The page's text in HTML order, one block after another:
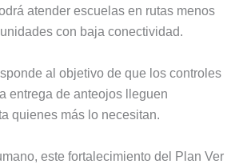
atender escuelas en rutas menos
con baja conectividad.
al objetivo de que los controles
entrega de anteojos lleguen
quienes más lo necesitan.
este fortalecimiento del Plan Ver